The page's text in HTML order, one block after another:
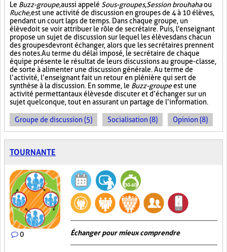
Le Buzz-groupe,aussi appelé Sous-groupes,Session brouhahaou
Ruche,est une activité de discussion en groupes de 4 à 10 élèves,
pendant un court laps de temps. Dans chaque groupe, un
élève doit se voir attribuer le rôle de secrétaire. Puis, l'enseignant
propose un sujet de discussion sur lequel les élèves dans chacun
des groupes devront échanger, alors que les secrétaires prennent
des notes. Au terme du délai imposé, le secrétaire de chaque
équipe présente le résultat de leurs discussions au groupe-classe,
de sorte à alimenter une discussion générale. Au terme de
l’activité, l’enseignant fait un retour en plénière qui sert de
synthèse à la discussion. En somme, le Buzz-groupeest une
activité permettant aux élèves de discuter et d’échanger sur un
sujet quelconque, tout en assurant un partage de l’information.
Groupe de discussion (5) Socialisation (8) Opinion (8)
TOURNANTE
0 Échanger pour mieux comprendre